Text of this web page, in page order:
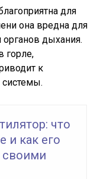
для
она вредна для
дыхания.
горле,
к
системы.
что
и как его
своими